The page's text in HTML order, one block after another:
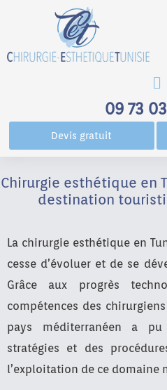
09 73
Devis gratuit
Chirurgie esthétique en
destination
La chirurgie esthétique en
cesse d’évoluer et de se
Grâce aux progrès
compétences des
pays méditerranéen a
stratégies et des
l’exploitation de ce domaine